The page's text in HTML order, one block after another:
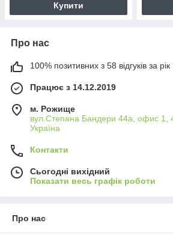
Купити
Про нас
100% позитивних з 58 відгуків за рік
Працює з 14.12.2019
м. Рожище
вул.Степана Бандери 44а, офис 1,
Україна
Контакти
Сьогодні вихідний
Показати весь графік роботи
Про нас